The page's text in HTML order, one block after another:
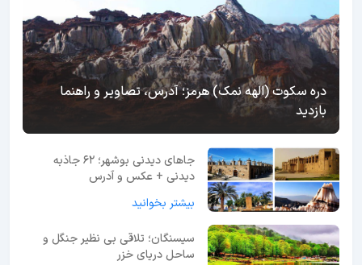
دره سکوت (الهه نمک) هرمز؛ آدرس، تصاویر و راهنما
بازدید
جاهای دیدنی بوشهر؛ 62 جاذبه
دیدنی + عکس و آدرس
بیشتر بخوانید
سیسنگان؛ تلاقی بی نظیر جنگل و
ساحل دریای خزر